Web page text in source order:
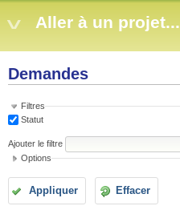
Aller à un projet...
Demandes
Filtres
Statut
Ajouter le filtre
Options
Appliquer Effacer